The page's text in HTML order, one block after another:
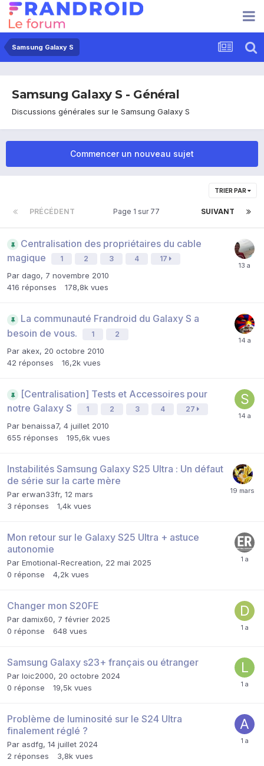
Samsung Galaxy S
Samsung Galaxy S - Général
Discussions générales sur le Samsung Galaxy S
Commencer un nouveau sujet
TRIER PAR
PRÉCÉDENT SUIVANT
Page 1 sur 77
Centralisation des propriétaires du cable
magique
1 2 3 4 17
Par dago, 7 novembre 2010
416 réponses 178,8k vues
La communauté Frandroid du Galaxy S a
besoin de vous.
1 2
Par akex, 20 octobre 2010
42 réponses 16,2k vues
[Centralisation] Tests et Accessoires pour
notre Galaxy S
1 2 3 4 27
Par benaissa7, 4 juillet 2010
655 réponses 195,6k vues
Instabilités Samsung Galaxy S25 Ultra : Un défaut
de série sur la carte mère
Par erwan33fr, 12 mars
3 réponses 1,4k vues
Mon retour sur le Galaxy S25 Ultra + astuce
autonomie
Par Emotional-Recreation, 22 mai 2025
0 réponse 4,2k vues
Changer mon S20FE
Par damix60, 7 février 2025
0 réponse 648 vues
Samsung Galaxy s23+ français ou étranger
Par loic2000, 20 octobre 2024
0 réponse 19,5k vues
Problème de luminosité sur le S24 Ultra
finalement réglé ?
Par asdfg, 14 juillet 2024
2 réponses 3,8k vues